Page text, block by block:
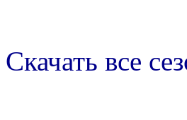
Скачать все